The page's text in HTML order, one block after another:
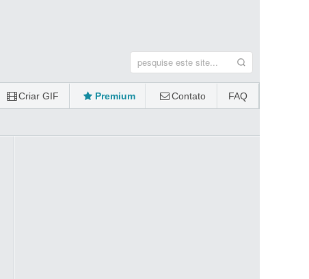
Criar GIF Premium Contato FAQ